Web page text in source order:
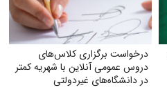
درخواست برگزاری کلاس‌های
دروس عمومی آنلاین با شهریه کمتر
در دانشگاه‌های غیردولتی